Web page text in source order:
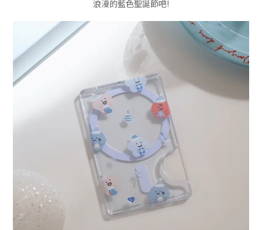
浪漫的藍色聖誕節吧!